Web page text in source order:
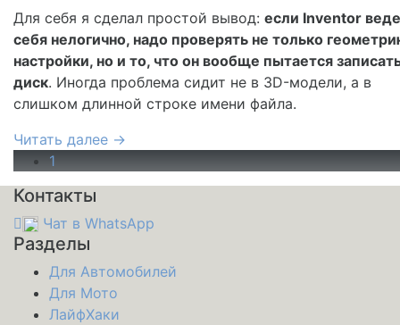
Для себя я сделал простой вывод: если Inventor
себя нелогично, надо проверять не только
настройки, но и то, что он вообще пытается
диск. Иногда проблема сидит не в 3D-модели, а в
слишком длинной строке имени файла.
Читать далее →
1
Контакты
Чат в WhatsApp
Разделы
Для Автомобилей
Для Мото
ЛайфХаки